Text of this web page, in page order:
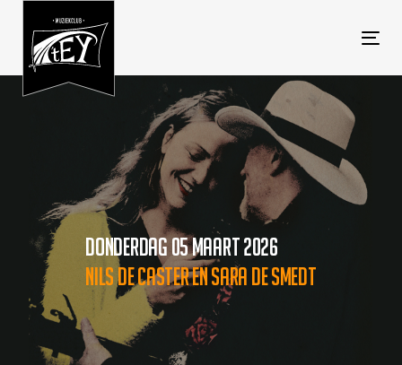
DONDERDAG 05 MAART 2026
NILS DE CASTER EN SARA DE SMEDT